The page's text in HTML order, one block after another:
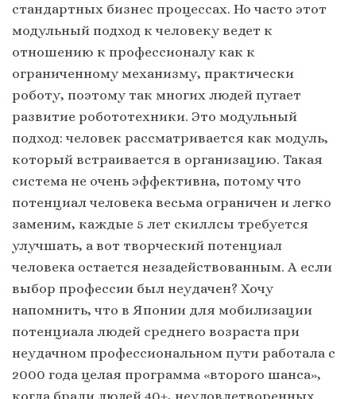
стандартных бизнес процессах. Но часто этот
модульный подход к человеку ведет к
отношению к профессионалу как к
ограниченному механизму, практически
роботу, поэтому так многих людей пугает
развитие робототехники. Это модульный
подход: человек рассматривается как модуль,
который встраивается в организацию. Такая
система не очень эффективна, потому что
потенциал человека весьма ограничен и легко
заменим, каждые 5 лет скиллсы требуется
улучшать, а вот творческий потенциал
человека остается незадействованным. А если
выбор профессии был неудачен? Хочу
напомнить, что в Японии для мобилизации
потенциала людей среднего возраста при
неудачном профессиональном пути работала с
2000 года целая программа «второго шанса»,